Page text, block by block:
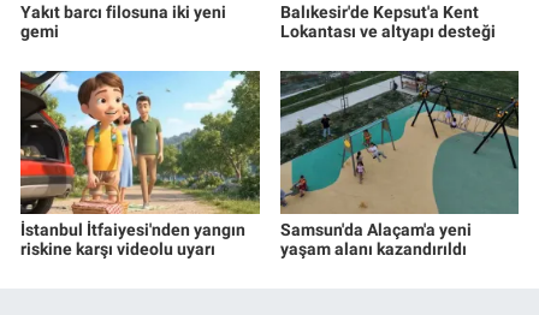
Yakıt barcı filosuna iki yeni
gemi
Balıkesir'de Kepsut'a Kent
Lokantası ve altyapı desteği
İstanbul İtfaiyesi'nden yangın
riskine karşı videolu uyarı
Samsun'da Alaçam'a yeni
yaşam alanı kazandırıldı